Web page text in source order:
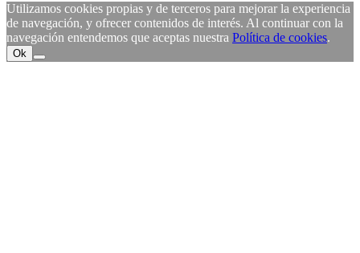
Utilizamos cookies propias y de terceros para mejorar la experiencia
de navegación, y ofrecer contenidos de interés. Al continuar con la
navegación entendemos que aceptas nuestra Política de cookies.
Ok